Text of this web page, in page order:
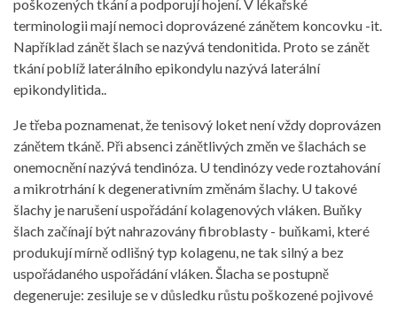
poškozených tkání a podporují hojení. V lékařské
terminologii mají nemoci doprovázené zánětem koncovku -it.
Například zánět šlach se nazývá tendonitida. Proto se zánět
tkání poblíž laterálního epikondylu nazývá laterální
epikondylitida..
Je třeba poznamenat, že tenisový loket není vždy doprovázen
zánětem tkáně. Při absenci zánětlivých změn ve šlachách se
onemocnění nazývá tendinóza. U tendinózy vede roztahování
a mikrotrhání k degenerativním změnám šlachy. U takové
šlachy je narušení uspořádání kolagenových vláken. Buňky
šlach začínají být nahrazovány fibroblasty - buňkami, které
produkují mírně odlišný typ kolagenu, ne tak silný a bez
uspořádaného uspořádání vláken. Šlacha se postupně
degeneruje: zesiluje se v důsledku růstu poškozené pojivové